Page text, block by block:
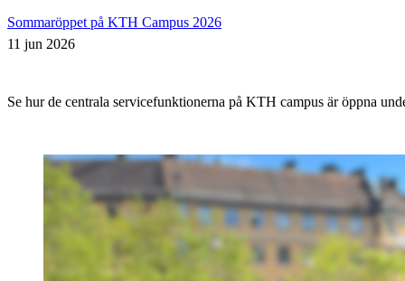
Sommaröppet på KTH Campus 2026
11 jun 2026
Se hur de centrala servicefunktionerna på KTH campus är öppna